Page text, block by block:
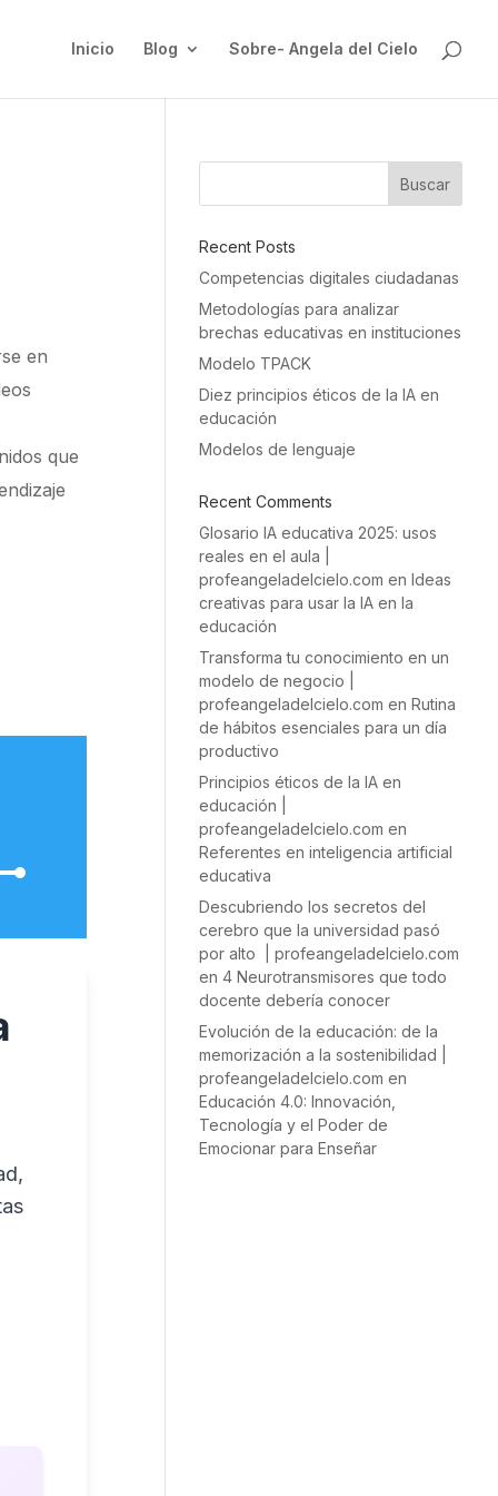
Inicio Blog Sobre- Angela del Cielo
en
que
Buscar
Recent Posts
Competencias digitales ciudadanas
Metodologías para analizar
brechas educativas en instituciones
Modelo TPACK
Diez principios éticos de la IA en
educación
Modelos de lenguaje
Recent Comments
Glosario IA educativa 2025: usos
reales en el aula |
profeangeladelcielo.com en Ideas
creativas para usar la IA en la
educación
Transforma tu conocimiento en un
modelo de negocio |
profeangeladelcielo.com en Rutina
de hábitos esenciales para un día
productivo
Principios éticos de la IA en
educación |
profeangeladelcielo.com en
Referentes en inteligencia artificial
educativa
Descubriendo los secretos del
cerebro que la universidad pasó
por alto | profeangeladelcielo.com
en 4 Neurotransmisores que todo
docente debería conocer
Evolución de la educación: de la
memorización a la sostenibilidad |
profeangeladelcielo.com en
Educación 4.0: Innovación,
Tecnología y el Poder de
Emocionar para Enseñar